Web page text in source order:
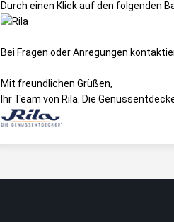
Durch einen Klick auf den folgenden
Bei Fragen oder Anregungen
Mit freundlichen Grüßen,
Ihr Team von Rila. Die